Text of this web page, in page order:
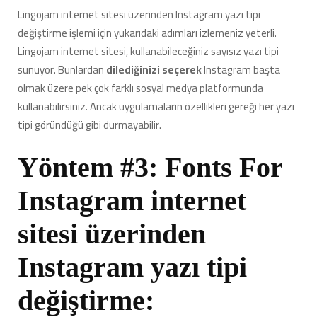
Lingojam internet sitesi üzerinden Instagram yazı tipi
değiştirme işlemi için yukarıdaki adımları izlemeniz yeterli.
Lingojam internet sitesi, kullanabileceğiniz sayısız yazı tipi
sunuyor. Bunlardandilediğinizi seçerekInstagram başta
olmak üzere pek çok farklı sosyal medya platformunda
kullanabilirsiniz. Ancak uygulamaların özellikleri gereği her yazı
tipi göründüğü gibi durmayabilir.
Yöntem #3: Fonts For
Instagram internet
sitesi üzerinden
Instagram yazı tipi
değiştirme: